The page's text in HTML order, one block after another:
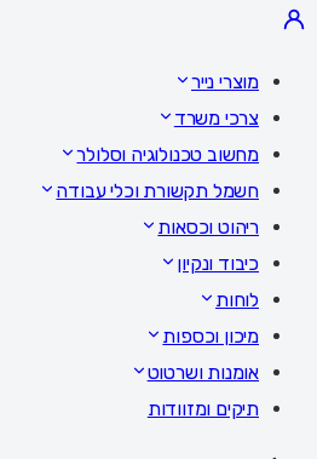
מוצרי נייר
צרכי משרד
מחשוב טכנולוגיה וסלולר
חשמל תקשורת וכלי עבודה
ריהוט וכסאות
כיבוד ונקיון
לוחות
מיכון וכספות
אומנות ושרטוט
תיקים ומזוודות